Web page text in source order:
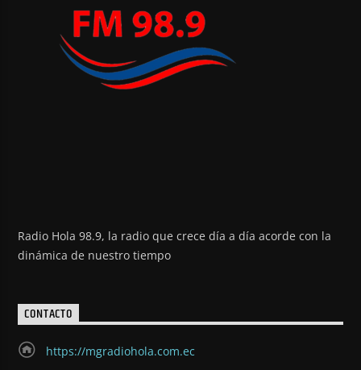
Radio Hola 98.9, la radio que crece día a día acorde con la
dinámica de nuestro tiempo
CONTACTO
https://mgradiohola.com.ec